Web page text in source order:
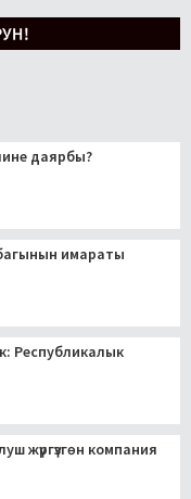
даярбы?
имараты
Республикалык
жүргүзгөн компания